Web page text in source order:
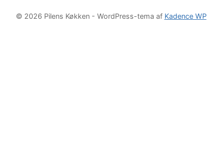
© 2026 Pilens Køkken - WordPress-tema af Kadence WP